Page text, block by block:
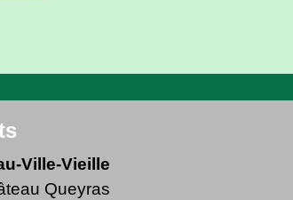
Ville-Vieille
Queyras